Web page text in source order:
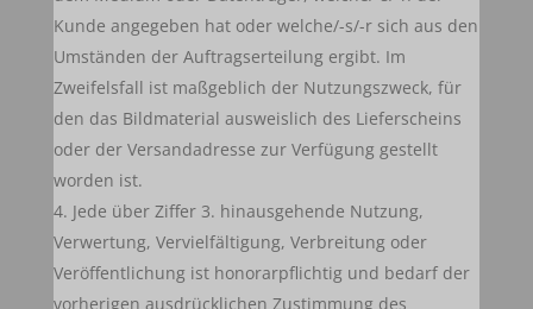
Kunde angegeben hat oder welche/-s/-r sich aus den
Umständen der Auftragserteilung ergibt. Im
Zweifelsfall ist maßgeblich der Nutzungszweck, für
den das Bildmaterial ausweislich des Lieferscheins
oder der Versandadresse zur Verfügung gestellt
worden ist.
Jede über Ziffer 3. hinausgehende Nutzung,
Verwertung, Vervielfältigung, Verbreitung oder
Veröffentlichung ist honorarpflichtig und bedarf der
vorherigen ausdrücklichen Zustimmung des